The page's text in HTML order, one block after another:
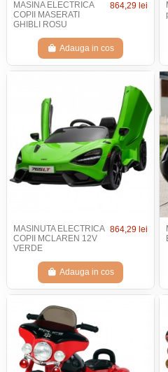
MASINA ELECTRICA
COPII MASERATI
GHIBLI ROSU
864,29 lei
Adauga in cos
MASINUTA ELECTRICA
COPII MCLAREN 12V
VERDE
864,29 lei
Adauga in cos